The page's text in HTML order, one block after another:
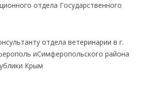
отдела Государственного
отдела ветеринарии в г.
иСимферопольского района
Крым